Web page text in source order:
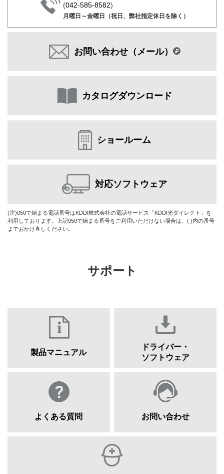
(042-585-8582)
月曜日～金曜日（祝日、弊社指定休日を除く）
お問い合わせ（メール）
カタログダウンロード
ショールーム
対応ソフトウェア
(注)050で始まる電話番号はKDDI株式会社の電話サービス「KDDI光ダイレクト」を
利用しております。上記050で始まる番号をご利用いただけない場合は、( )内の番号
までおかけ直しください。
サポート
製品マニュアル
ドライバー・
ソフトウェア
よくある質問 お問い合わせ